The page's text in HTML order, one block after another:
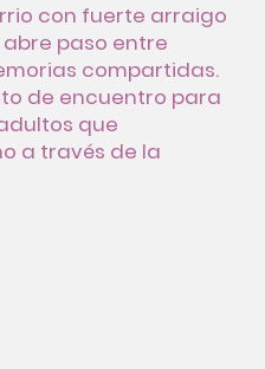
con fuerte arraigo
paso entre
compartidas.
de encuentro para
que
a través de la